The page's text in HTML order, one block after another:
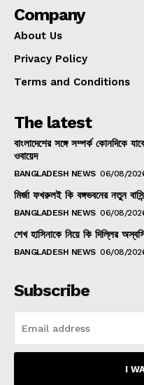
Company
About Us
Privacy Policy
Terms and Conditions
The latest
বাংলাদেশের সঙ্গে সম্পর্ক কোনদিকে
ওবায়েদ
BANGLADESH NEWS 06/08/
মির্জা ফখরুলই কি বঙ্গভবনের নতুন
BANGLADESH NEWS 06/08/
শেখ হাসিনাকে নিয়ে কি দিল্লির
BANGLADESH NEWS 06/08/
Subscribe
I